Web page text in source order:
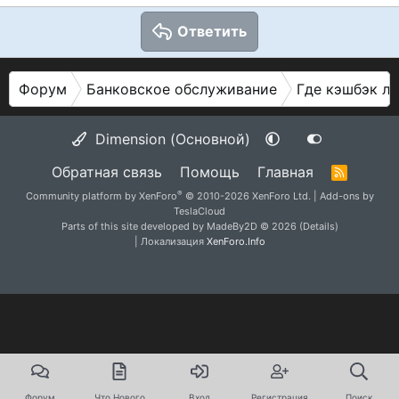
Ответить
Форум Банковское обслуживание Где кэшбэк
Dimension (Основной)
Обратная связь
Помощь Главная
S
Community platform by XenForo® © 2010-2026 XenForo Ltd.
Add-ons by
TeslaCloud
Parts of this site developed by MadeBy2D © 2026 (Details)
| Локализация XenForo.Info